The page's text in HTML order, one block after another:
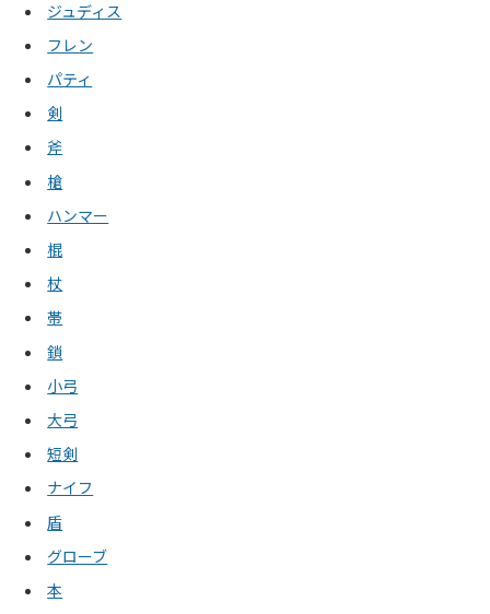
ジュディス
フレン
パティ
剣
斧
槍
ハンマー
棍
杖
帯
鎖
小弓
大弓
短剣
ナイフ
盾
グローブ
本